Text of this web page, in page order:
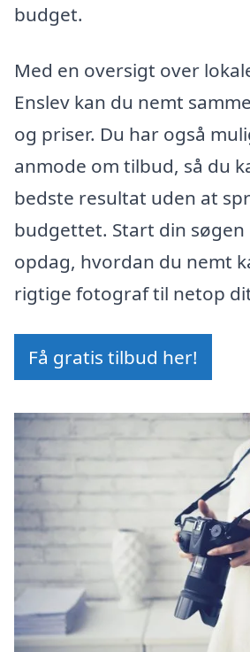
budget.
Med en oversigt over
Enslev kan du nemt
og priser. Du har også
anmode om tilbud, så du
bedste resultat uden at
budgettet. Start din søgen
opdag, hvordan du nemt
rigtige fotograf til netop
Få gratis tilbud her!